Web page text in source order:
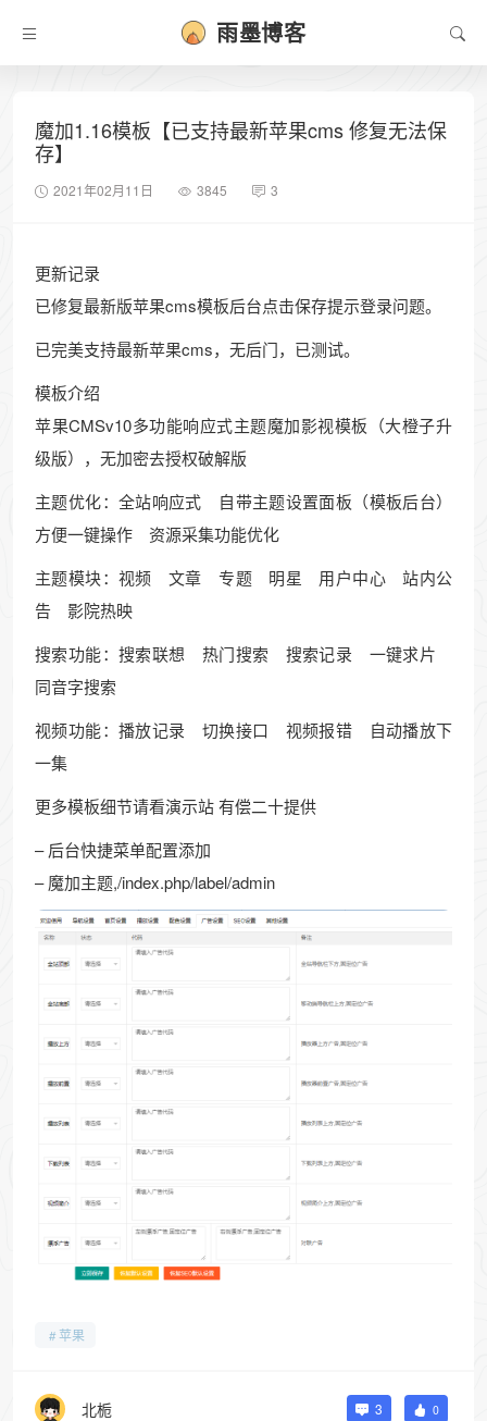
雨墨博客
魔加1.16模板【已支持最新苹果cms 修复无法保
存】
2021年02月11日 3845 3
更新记录
已修复最新版苹果cms模板后台点击保存提示登录问题。
已完美支持最新苹果cms，无后门，已测试。
模板介绍
苹果CMSv10多功能响应式主题魔加影视模板（大橙子升
级版），无加密去授权破解版
主题优化：全站响应式 自带主题设置面板（模板后台）
方便一键操作 资源采集功能优化
主题模块：视频 文章 专题 明星 用户中心 站内公
告 影院热映
搜索功能：搜索联想 热门搜索 搜索记录 一键求片
同音字搜索
视频功能：播放记录 切换接口 视频报错 自动播放下
一集
更多模板细节请看演示站 有偿二十提供
– 后台快捷菜单配置添加
– 魔加主题,/index.php/label/admin
苹果
北栀 3 0